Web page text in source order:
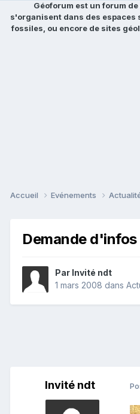
Géoforum est un forum
s'organisent dans des espaces
fossiles, ou encore de sites
Accueil Evénements
Demande d'infos
Par Invité ndt
1 mars 2008 dans
Invité ndt